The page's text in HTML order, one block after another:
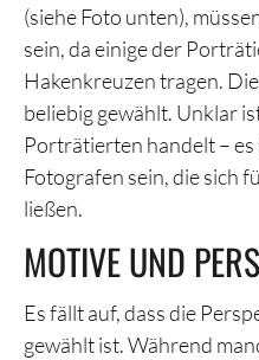
(siehe Foto unten),
sein, da einige der
Hakenkreuzen tragen.
beliebig gewählt. Unklar
Porträtierten handelt –
Fotografen sein, die sich
ließen.
MOTIVE UND
Es fällt auf, dass die
gewählt ist. Während